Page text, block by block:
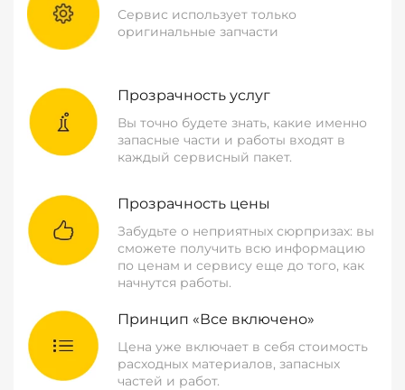
Сервис использует только
оригинальные запчасти
Прозрачность услуг
Вы точно будете знать, какие именно
запасные части и работы входят в
каждый сервисный пакет.
Прозрачность цены
Забудьте о неприятных сюрпризах: вы
сможете получить всю информацию
по ценам и сервису еще до того, как
начнутся работы.
Принцип «Все включено»
Цена уже включает в себя стоимость
расходных материалов, запасных
частей и работ.